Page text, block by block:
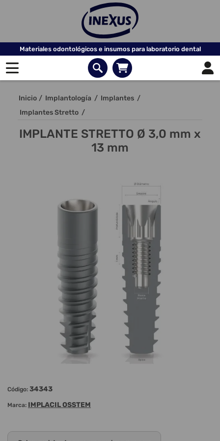
Materiales odontológicos e insumos para laboratorio dental
Inicio / Implantología / Implantes /
Implantes Stretto /
IMPLANTE STRETTO Ø 3,0 mm x
13 mm
Código: 34343
Marca: IMPLACIL OSSTEM